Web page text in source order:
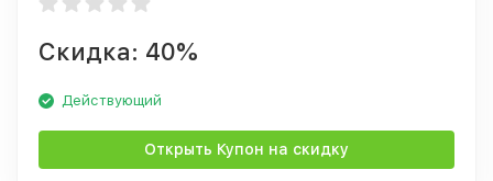
Скидка: 40%
Действующий
Открыть Купон на скидку